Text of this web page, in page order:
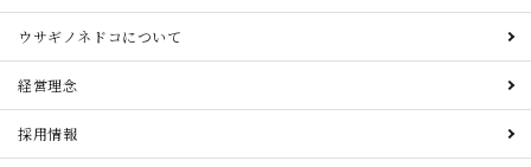
ウサギノネドコについて
経営理念
採用情報